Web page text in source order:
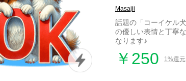
Masajii
話題の「コーイケル
の優しい表情と丁寧
なります♪
￥250 1%還元